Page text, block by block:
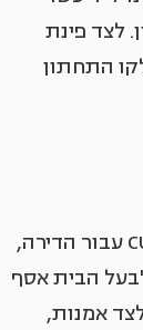
לצד פינת
התחתון
הספרייה בסלון בהירה אבל בפועל היא מהווה קיר כוח עוצמתי. היא תוכננה CUSTOM MADE עבור הדירה,
הבית אסף
אמנות,